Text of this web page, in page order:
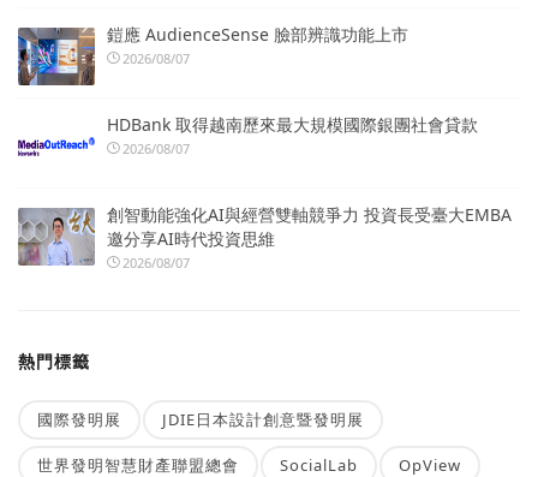
鎧應 AudienceSense 臉部辨識功能上市
2026/08/07
HDBank 取得越南歷來最大規模國際銀團社會貸款
2026/08/07
創智動能強化AI與經營雙軸競爭力 投資長受臺大EMBA
邀分享AI時代投資思維
2026/08/07
熱門標籤
國際發明展 JDIE日本設計創意暨發明展
世界發明智慧財產聯盟總會 SocialLab OpView